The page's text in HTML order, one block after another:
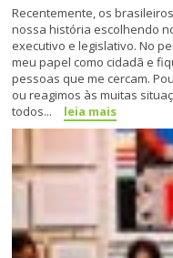
Recentemente, os
nossa história escolhendo
executivo e legislativo. No
meu papel como cidadã e
pessoas que me cercam.
ou reagimos às muitas
todos...
leia mais